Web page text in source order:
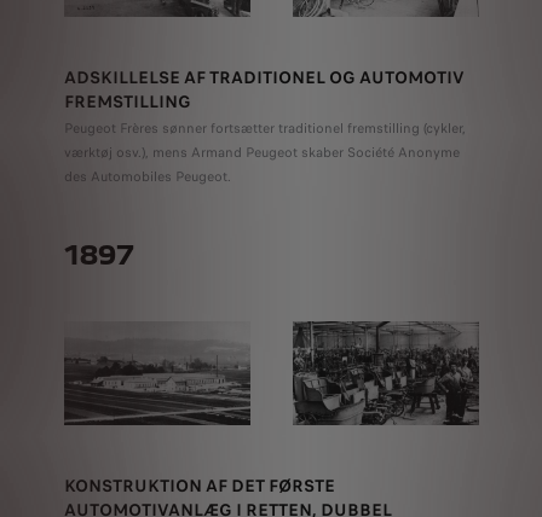
ADSKILLELSE AF TRADITIONEL OG AUTOMOTIV
FREMSTILLING
Peugeot Frères sønner fortsætter traditionel fremstilling (cykler,
værktøj osv.), mens Armand Peugeot skaber Société Anonyme
des Automobiles Peugeot.
1897
KONSTRUKTION AF DET FØRSTE
AUTOMOTIVANLÆG I RETTEN, DUBBEL